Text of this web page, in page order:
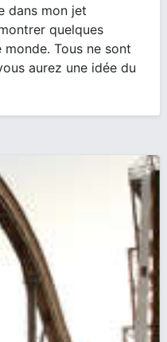
dans mon jet
quelques
Tous ne sont
aurez une idée du